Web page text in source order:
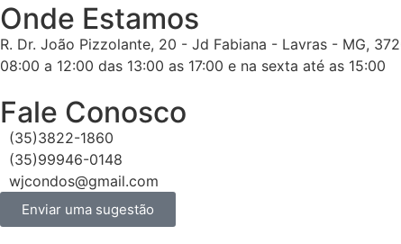
Onde Estamos
R. Dr. João Pizzolante, 20 - Jd Fabiana - Lavras - MG,
08:00 a 12:00 das 13:00 as 17:00 e na sexta até as 15:00
Fale Conosco
(35)3822-1860
(35)99946-0148
wjcondos@gmail.com
Enviar uma sugestão